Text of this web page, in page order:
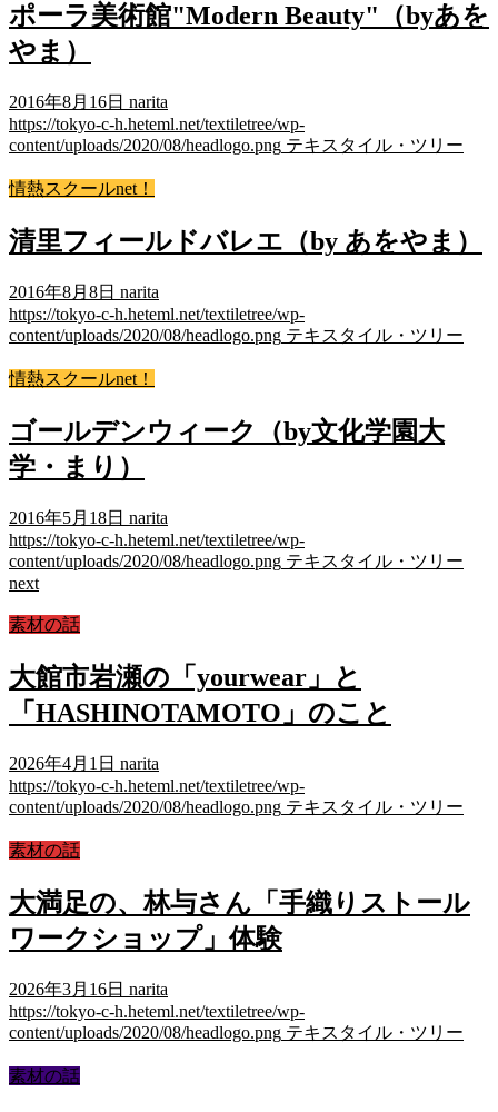
ポーラ美術館"Modern Beauty"（byあを
やま）
2016年8月16日 narita
https://tokyo-c-h.heteml.net/textiletree/wp-
content/uploads/2020/08/headlogo.png テキスタイル・ツリー
情熱スクールnet！
清里フィールドバレエ（by あをやま）
2016年8月8日 narita
https://tokyo-c-h.heteml.net/textiletree/wp-
content/uploads/2020/08/headlogo.png テキスタイル・ツリー
情熱スクールnet！
ゴールデンウィーク（by文化学園大
学・まり）
2016年5月18日 narita
https://tokyo-c-h.heteml.net/textiletree/wp-
content/uploads/2020/08/headlogo.png テキスタイル・ツリー
next
素材の話
大館市岩瀬の「yourwear」と
「HASHINOTAMOTO」のこと
2026年4月1日 narita
https://tokyo-c-h.heteml.net/textiletree/wp-
content/uploads/2020/08/headlogo.png テキスタイル・ツリー
素材の話
大満足の、林与さん「手織りストール
ワークショップ」体験
2026年3月16日 narita
https://tokyo-c-h.heteml.net/textiletree/wp-
content/uploads/2020/08/headlogo.png テキスタイル・ツリー
素材の話